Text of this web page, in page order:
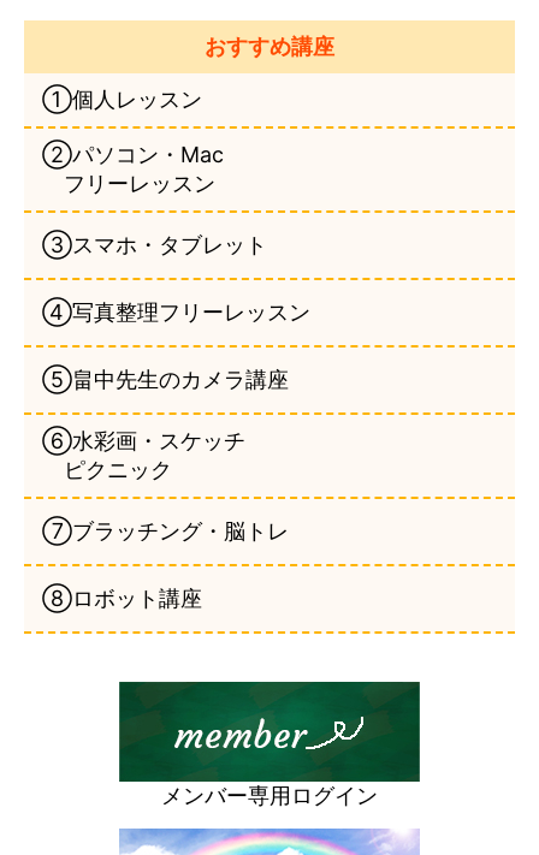
おすすめ講座
①個人レッスン
②パソコン・Mac
フリーレッスン
③スマホ・タブレット
④写真整理フリーレッスン
⑤畠中先生のカメラ講座
⑥水彩画・スケッチ
ピクニック
⑦ブラッチング・脳トレ
⑧ロボット講座
メンバー専用ログイン